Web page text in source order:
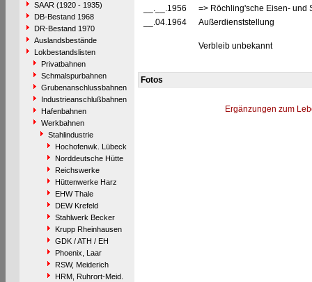
SAAR (1920 - 1935)
DB-Bestand 1968
DR-Bestand 1970
Auslandsbestände
Lokbestandslisten
Privatbahnen
Schmalspurbahnen
Grubenanschlussbahnen
Industrieanschlußbahnen
Hafenbahnen
Werkbahnen
Stahlindustrie
Hochofenwk. Lübeck
Norddeutsche Hütte
Reichswerke
Hüttenwerke Harz
EHW Thale
DEW Krefeld
Stahlwerk Becker
Krupp Rheinhausen
GDK / ATH / EH
Phoenix, Laar
RSW, Meiderich
HRM, Ruhrort-Meid.
__.__.1956
=> Röchling'sche Eisen- und
__.04.1964
Außerdienststellung
Verbleib unbekannt
Fotos
Ergänzungen zum